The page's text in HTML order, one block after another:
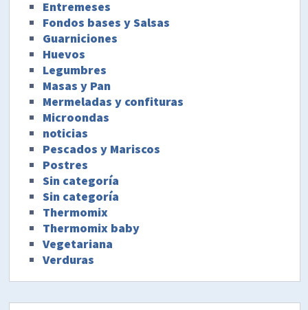
Entremeses
Fondos bases y Salsas
Guarniciones
Huevos
Legumbres
Masas y Pan
Mermeladas y confituras
Microondas
noticias
Pescados y Mariscos
Postres
Sin categoría
Sin categoría
Thermomix
Thermomix baby
Vegetariana
Verduras